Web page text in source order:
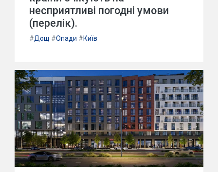
несприятливі погодні умови
(перелік).
#Дощ #Опади #Київ